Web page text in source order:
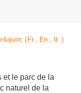
et le parc de la
naturel de la